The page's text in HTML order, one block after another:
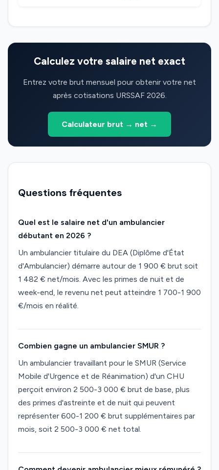
Calculez votre salaire net exact
Entrez votre brut mensuel pour obtenir votre net
après cotisations URSSAF 2026.
Calculateur brut → net →
Questions fréquentes
Quel est le salaire net d'un ambulancier
débutant en 2026 ?
Un ambulancier titulaire du DEA (Diplôme d'État
d'Ambulancier) démarre autour de 1 900 € brut soit
1 482 € net/mois. Avec les primes de nuit et de
week-end, le revenu net peut atteindre 1 700-1 900
€/mois en réalité.
Combien gagne un ambulancier SMUR ?
Un ambulancier travaillant pour le SMUR (Service
Mobile d'Urgence et de Réanimation) d'un CHU
perçoit environ 2 500-3 000 € brut de base, plus
des primes d'astreinte et de nuit qui peuvent
représenter 600-1 200 € brut supplémentaires par
mois, soit 2 500-3 000 € net total.